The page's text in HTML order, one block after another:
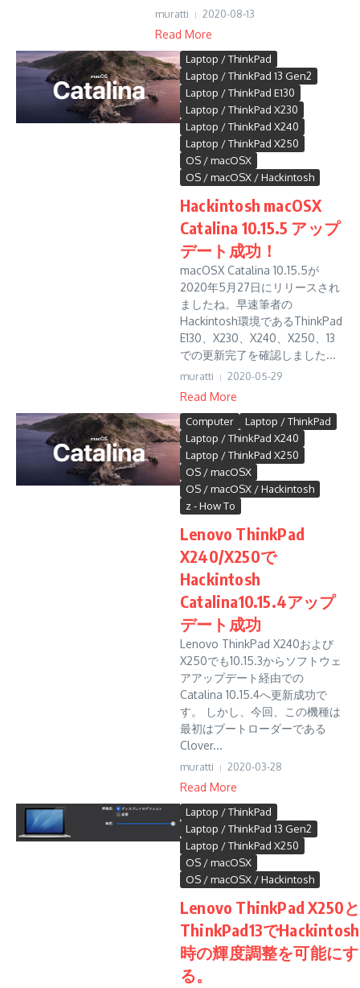
muratti 2020-08-13
Read More
Laptop / ThinkPad
Laptop / ThinkPad 13 Gen2
Laptop / ThinkPad E130
Laptop / ThinkPad X230
Laptop / ThinkPad X240
Laptop / ThinkPad X250
OS / macOSX
OS / macOSX / Hackintosh
Hackintosh macOSX
Catalina 10.15.5 アップ
デート成功！
macOSX Catalina 10.15.5が
2020年5月27日にリリースされ
ましたね。早速筆者の
Hackintosh環境であるThinkPad
E130、X230、X240、X250、13
での更新完了を確認しました...
muratti 2020-05-29
Read More
Computer
Laptop / ThinkPad
Laptop / ThinkPad X240
Laptop / ThinkPad X250
OS / macOSX
OS / macOSX / Hackintosh
z - How To
Lenovo ThinkPad
X240/X250で
Hackintosh
Catalina10.15.4アップ
デート成功
Lenovo ThinkPad X240および
X250でも10.15.3からソフトウェ
アアップデート経由での
Catalina 10.15.4へ更新成功で
す。 しかし、今回、この機種は
最初はブートローダーである
Clover...
muratti 2020-03-28
Read More
Laptop / ThinkPad
Laptop / ThinkPad 13 Gen2
Laptop / ThinkPad X250
OS / macOSX
OS / macOSX / Hackintosh
Lenovo ThinkPad X250と
ThinkPad13でHackintosh
時の輝度調整を可能にす
る。